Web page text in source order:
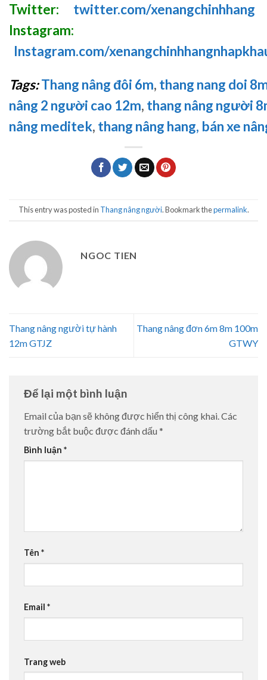
Twitter:
twitter.com/xenangchinhhang
Instagram:
Instagram.com/
Tags:Thang nâng đôi 6m, thang nang doi
nâng 2 người cao 12m, thang nâng người
nâng meditek, thang nâng hang, bán xe
This entry was posted in Thang nâng người. Bookmark thepermalink.
NGOC TIEN
Thang nâng người tự hành
12m GTJZ
Thang nâng đơn 6m 8m 100m
GTWY
Để lại một bình luận
Email của bạn sẽ không được hiển thị công khai.Các
trường bắt buộc được đánh dấu *
Bình luận *
Tên *
Email *
Trang web